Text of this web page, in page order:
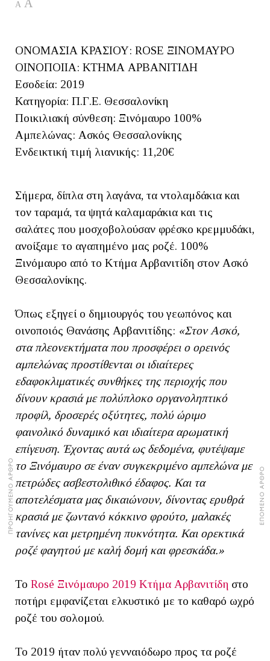
ΠΡΟΗΓΟΥΜΕΝΟ ΑΡΘΡΟ ΕΠΟΜΕΝΟ ΑΡΘΡΟ
A A
ΟΝΟΜΑΣΙΑ ΚΡΑΣΙΟΥ: ROSE ΞΙΝΟΜΑΥΡΟ
ΟΙΝΟΠΟΙΙΑ: ΚΤΗΜΑ ΑΡΒΑΝΙΤΙΔΗ
Εσοδεία: 2019
Κατηγορία: Π.Γ.Ε. Θεσσαλονίκη
Ποικιλιακή σύνθεση: Ξινόμαυρο 100%
Αμπελώνας: Ασκός Θεσσαλονίκης
Ενδεικτική τιμή λιανικής: 11,20€
Σήμερα, δίπλα στη λαγάνα, τα ντολαμδάκια και
τον ταραμά, τα ψητά καλαμαράκια και τις
σαλάτες που μοσχοβολούσαν φρέσκο κρεμμυδάκι,
ανοίξαμε το αγαπημένο μας ροζέ. 100%
Ξινόμαυρο από το Κτήμα Αρβανιτίδη στον Ασκό
Θεσσαλονίκης.
Όπως εξηγεί ο δημιουργός του γεωπόνος και
οινοποιός Θανάσης Αρβανιτίδης: «Στον Ασκό,
στα πλεονεκτήματα που προσφέρει ο ορεινός
αμπελώνας προστίθενται οι ιδιαίτερες
εδαφοκλιματικές συνθήκες της περιοχής που
δίνουν κρασιά με πολύπλοκο οργανοληπτικό
προφίλ, δροσερές οξύτητες, πολύ ώριμο
φαινολικό δυναμικό και ιδιαίτερα αρωματική
επίγευση. Έχοντας αυτά ως δεδομένα, φυτέψαμε
το Ξινόμαυρο σε έναν συγκεκριμένο αμπελώνα με
πετρώδες ασβεστολιθικό έδαφος. Και τα
αποτελέσματα μας δικαιώνουν, δίνοντας ερυθρά
κρασιά με ζωντανό κόκκινο φρούτο, μαλακές
τανίνες και μετρημένη πυκνότητα. Και ορεκτικά
ροζέ φαγητού με καλή δομή και φρεσκάδα.»
Το Rosé Ξινόμαυρο 2019 Κτήμα Αρβανιτίδη στο
ποτήρι εμφανίζεται ελκυστικό με το καθαρό ωχρό
ροζέ του σολομού.
Το 2019 ήταν πολύ γενναιόδωρο προς τα ροζέ